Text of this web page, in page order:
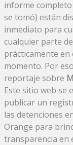
informe
se tomó) están
inmediato para
cualquier parte
prácticamente en
momento. Por
reportaje sobre
Este sitio web se
publicar un
las detenciones
Orange para
transparencia en